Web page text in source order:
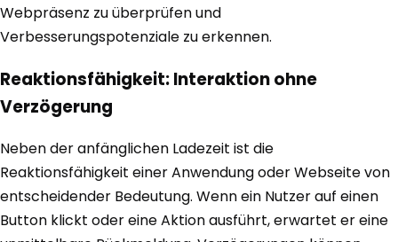
Webpräsenz zu überprüfen und
Verbesserungspotenziale zu erkennen.
Reaktionsfähigkeit: Interaktion ohne
Verzögerung
Neben der anfänglichen Ladezeit ist die
Reaktionsfähigkeit einer Anwendung oder Webseite von
entscheidender Bedeutung. Wenn ein Nutzer auf einen
Button klickt oder eine Aktion ausführt, erwartet er eine